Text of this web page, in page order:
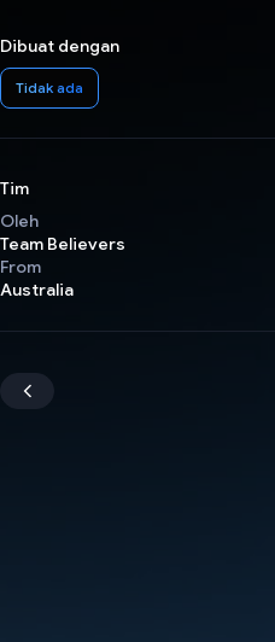
Dibuat dengan
Tidak ada
Tim
Oleh
Team Believers
From
Australia